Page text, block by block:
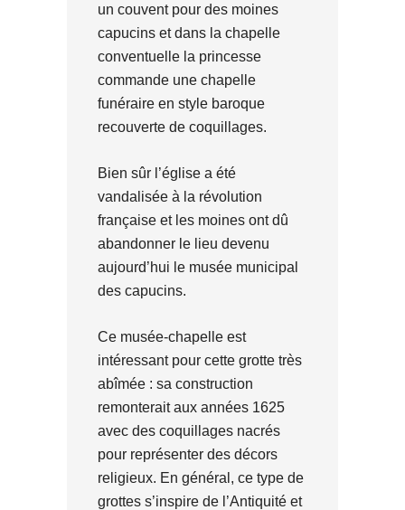
un couvent pour des moines
capucins et dans la chapelle
conventuelle la princesse
commande une chapelle
funéraire en style baroque
recouverte de coquillages.
Bien sûr l’église a été
vandalisée à la révolution
française et les moines ont dû
abandonner le lieu devenu
aujourd’hui le musée municipal
des capucins.
Ce musée-chapelle est
intéressant pour cette grotte très
abîmée : sa construction
remonterait aux années 1625
avec des coquillages nacrés
pour représenter des décors
religieux. En général, ce type de
grottes s’inspire de l’Antiquité et